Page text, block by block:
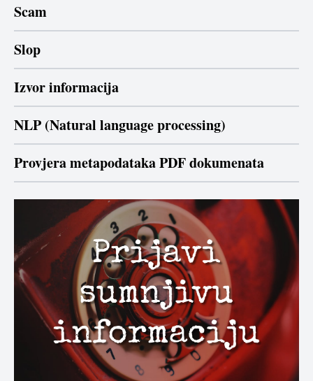
Scam
Slop
Izvor informacija
NLP (Natural language processing)
Provjera metapodataka PDF dokumenata